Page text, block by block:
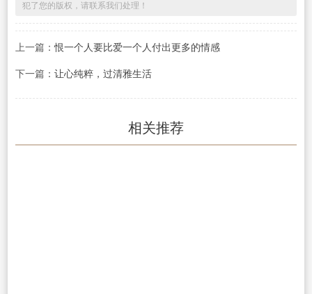
犯了您的版权，请联系我们处理！
上一篇：恨一个人要比爱一个人付出更多的情感
下一篇： 让心纯粹，过清雅生活
相关推荐